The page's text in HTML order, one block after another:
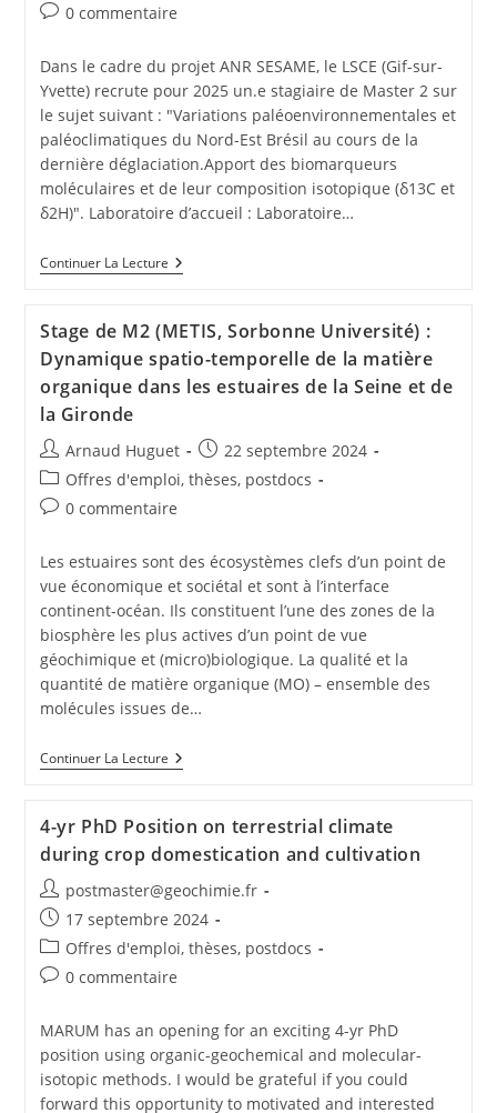
0 commentaire
Dans le cadre du projet ANR SESAME, le LSCE (Gif-sur-
Yvette) recrute pour 2025 un.e stagiaire de Master 2 sur
le sujet suivant : "Variations paléoenvironnementales et
paléoclimatiques du Nord-Est Brésil au cours de la
dernière déglaciation.Apport des biomarqueurs
moléculaires et de leur composition isotopique (δ13C et
δ2H)". Laboratoire d’accueil : Laboratoire…
Continuer La Lecture
Stage de M2 (METIS, Sorbonne Université) :
Dynamique spatio-temporelle de la matière
organique dans les estuaires de la Seine et de
la Gironde
Arnaud Huguet
22 septembre 2024
Offres d'emploi, thèses, postdocs
0 commentaire
Les estuaires sont des écosystèmes clefs d’un point de
vue économique et sociétal et sont à l’interface
continent-océan. Ils constituent l’une des zones de la
biosphère les plus actives d’un point de vue
géochimique et (micro)biologique. La qualité et la
quantité de matière organique (MO) – ensemble des
molécules issues de…
Continuer La Lecture
4-yr PhD Position on terrestrial climate
during crop domestication and cultivation
postmaster@geochimie.fr
17 septembre 2024
Offres d'emploi, thèses, postdocs
0 commentaire
MARUM has an opening for an exciting 4-yr PhD
position using organic-geochemical and molecular-
isotopic methods. I would be grateful if you could
forward this opportunity to motivated and interested